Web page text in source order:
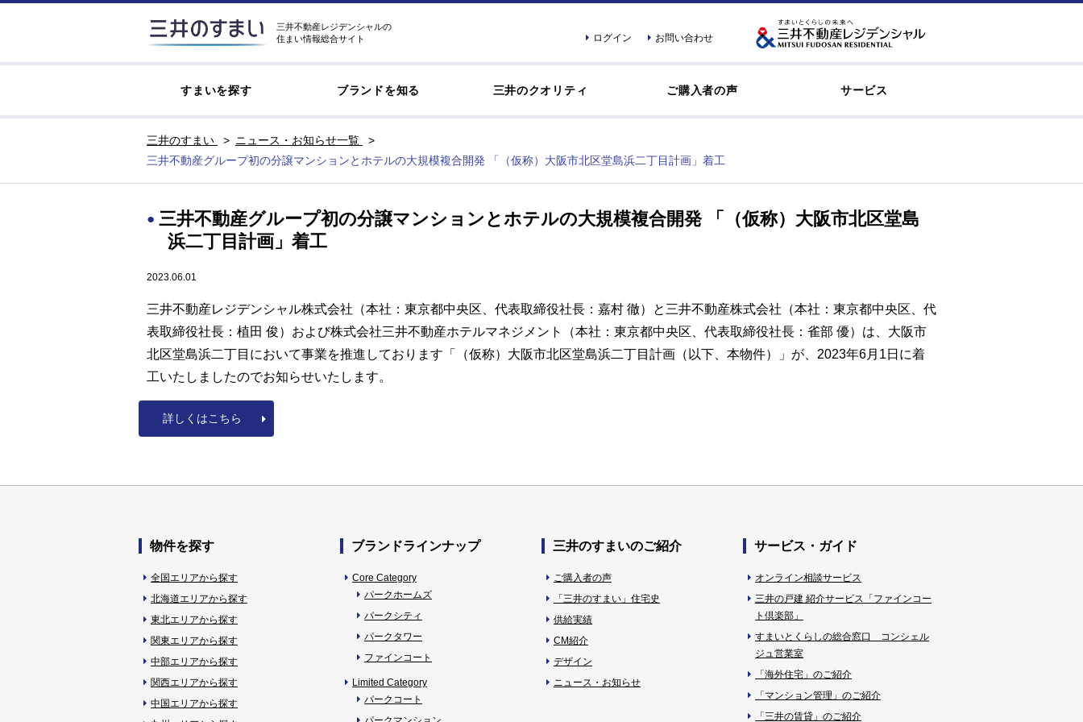
ログイン お問い合わせ
三井不動産レジデンシャルの
住まい情報総合サイト
すまいを探す ブランドを知る 三井のクオリティ ご購入者の声 サービス
三井のすまい
ニュース・お知らせ一覧
三井不動産グループ初の分譲マンションとホテルの大規模複合開発 「（仮称）大阪市北区堂島浜二丁目計画」着工
三井不動産グループ初の分譲マンションとホテルの大規模複合開発 「（仮称）大阪市北区堂島
浜二丁目計画」着工
2023.06.01
三井不動産レジデンシャル株式会社（本社：東京都中央区、代表取締役社長：嘉村 徹）と三井不動産株式会社（本社：東京都中央区、代
表取締役社長：植田 俊）および株式会社三井不動産ホテルマネジメント（本社：東京都中央区、代表取締役社長：雀部 優）は、大阪市
北区堂島浜二丁目において事業を推進しております「（仮称）大阪市北区堂島浜二丁目計画（以下、本物件）」が、2023年6月1日に着
工いたしましたのでお知らせいたします。
詳しくはこちら
物件を探す
全国エリアから探す
北海道エリアから探す
東北エリアから探す
関東エリアから探す
中部エリアから探す
関西エリアから探す
中国エリアから探す
ブランドラインナップ
Core Category
パークホームズ
パークシティ
パークタワー
ファインコート
Limited Category
パークコート
三井のすまいのご紹介
ご購入者の声
「三井のすまい」住宅史
供給実績
CM紹介
デザイン
ニュース・お知らせ
サービス・ガイド
オンライン相談サービス
三井の戸建 紹介サービス「ファインコー
ト倶楽部」
すまいとくらしの総合窓口 コンシェル
ジュ営業室
「海外住宅」のご紹介
「マンション管理」のご紹介
「三井の賃貸」のご紹介